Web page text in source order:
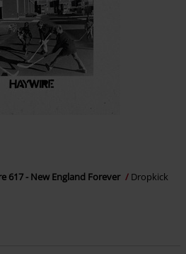
617 - New England Forever
Dropkick